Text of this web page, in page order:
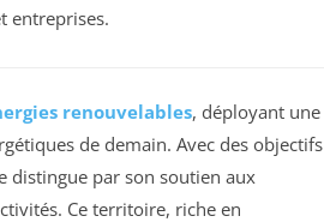
entreprises.
renouvelables, déployant une
de demain. Avec des objectifs
distingue par son soutien aux
Ce territoire, riche en